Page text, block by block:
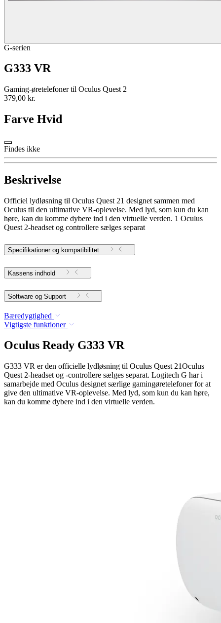
G-serien
G333 VR
Gaming-øretelefoner til Oculus Quest 2
379,00 kr.
Farve Hvid
Findes ikke
Beskrivelse
Officiel lydløsning til Oculus Quest 21 designet sammen med
Oculus til den ultimative VR-oplevelse. Med lyd, som kun du kan
høre, kan du komme dybere ind i den virtuelle verden. 1 Oculus
Quest 2-headset og controllere sælges separat
Specifikationer og kompatibilitet
Kassens indhold
Software og Support
Bæredygtighed
Vigtigste funktioner
Oculus Ready G333 VR
G333 VR er den officielle lydløsning til Oculus Quest 21Oculus
Quest 2-headset og -controllere sælges separat. Logitech G har i
samarbejde med Oculus designet særlige gamingøretelefoner for at
give den ultimative VR-oplevelse. Med lyd, som kun du kan høre,
kan du komme dybere ind i den virtuelle verden.